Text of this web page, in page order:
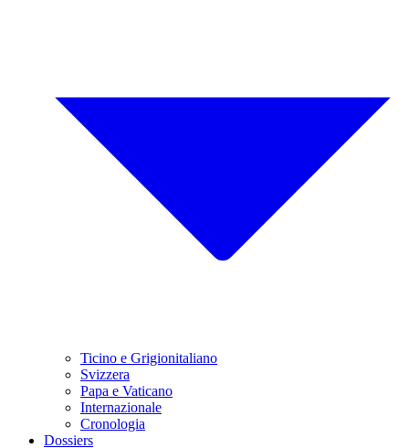
Ticino e Grigionitaliano
Svizzera
Papa e Vaticano
Internazionale
Cronologia
Dossiers